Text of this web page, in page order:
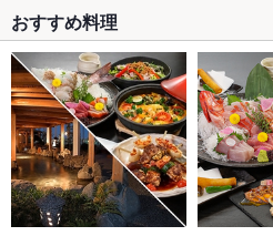
おすすめ料理